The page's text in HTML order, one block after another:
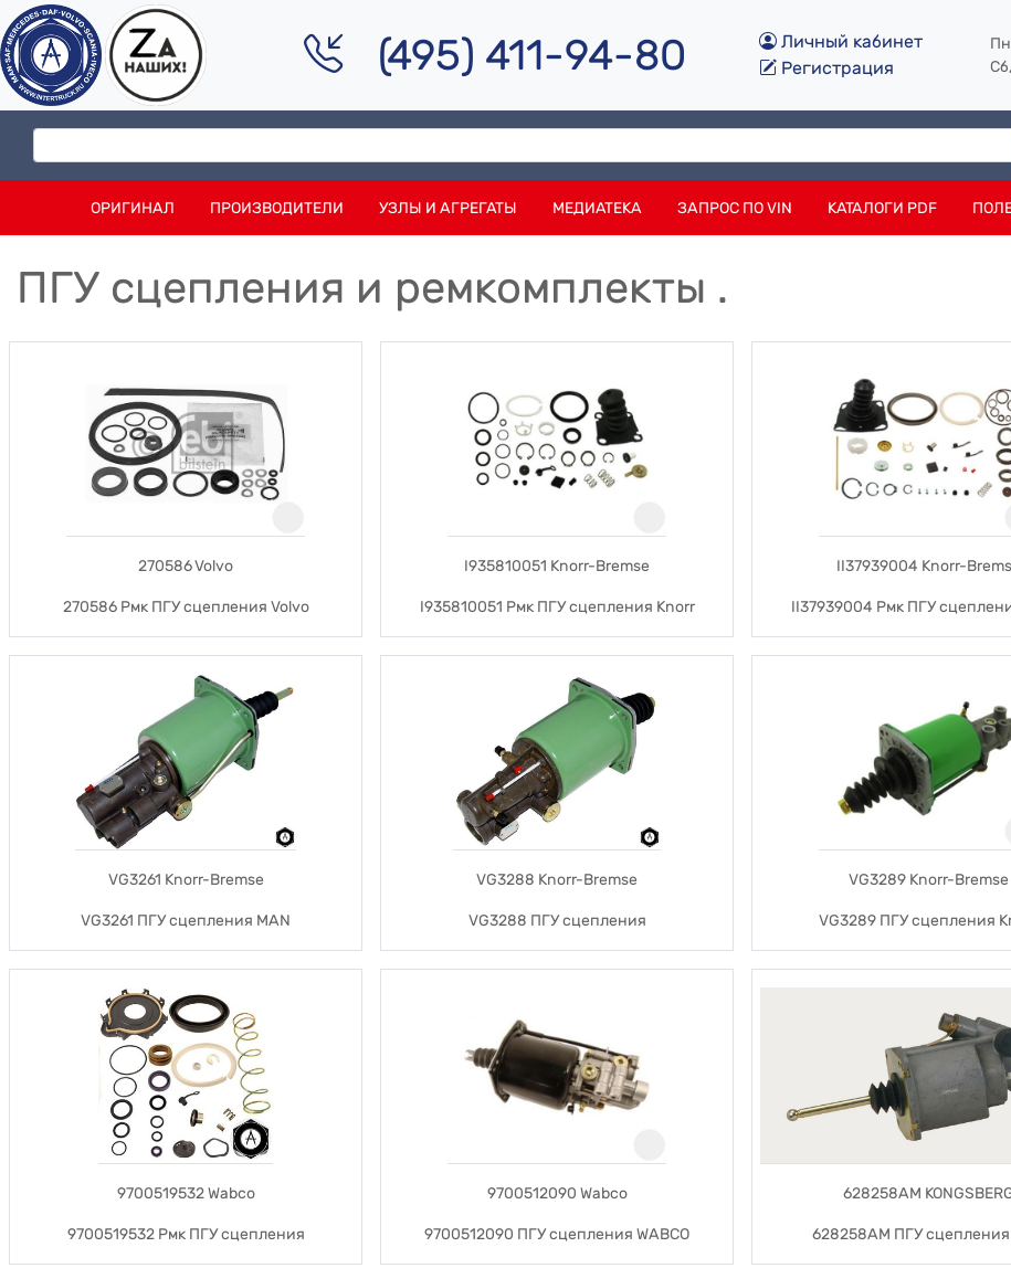
(495) 411-94-80
Личный кабинет
Регистрация
ОРИГИНАЛ ПРОИЗВОДИТЕЛИ УЗЛЫ И АГРЕГАТЫ МЕДИАТЕКА ЗАПРОС ПО VIN КАТАЛОГИ PDF
ПГУ сцепления и ремкомплекты .
270586 Volvo
270586 Рмк ПГУ сцепления Volvo
I935810051 Knorr-Bremse
I935810051 Рмк ПГУ сцепления Knorr
II37939004 Knorr-
II37939004 Рмк ПГУ
VG3261 Knorr-Bremse
VG3261 ПГУ сцепления MAN
VG3288 Knorr-Bremse
VG3288 ПГУ сцепления
VG3289 Knorr-Bremse
VG3289 ПГУ сцепления
9700519532 Wabco
9700519532 Рмк ПГУ сцепления
9700512090 Wabco
9700512090 ПГУ сцепления WABCO
628258AM
628258AM ПГУ сцепления